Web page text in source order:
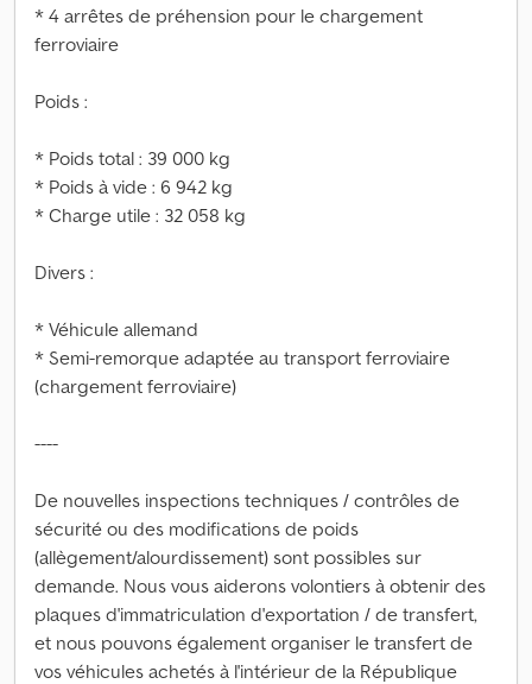
* 4 arrêtes de préhension pour le chargement
ferroviaire
Poids :
* Poids total : 39 000 kg
* Poids à vide : 6 942 kg
* Charge utile : 32 058 kg
Divers :
* Véhicule allemand
* Semi-remorque adaptée au transport ferroviaire
(chargement ferroviaire)
----
De nouvelles inspections techniques / contrôles de
sécurité ou des modifications de poids
(allègement/alourdissement) sont possibles sur
demande. Nous vous aiderons volontiers à obtenir des
plaques d'immatriculation d'exportation / de transfert,
et nous pouvons également organiser le transfert de
vos véhicules achetés à l'intérieur de la République